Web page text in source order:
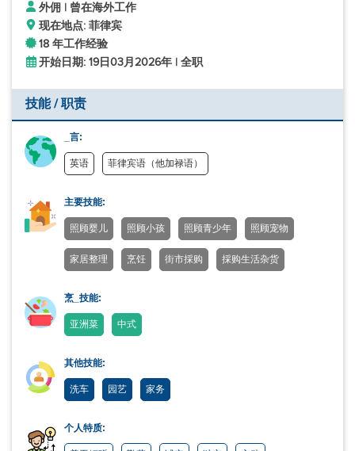
外佣 | 曾在海外工作
现在地点: 菲律宾
18 年工作经验
开始日期: 19日03月2026年 | 全职
技能 / 职责
_言:
英语 菲律宾语（他加禄语）
主要技能:
照顾婴儿 照顾小孩 照顾青少年 照顾宠物
家居整理 烹饪 街市採购 採购生活杂货
烹_技能:
亚洲菜 中式
其他技能:
洗车 园艺 家务
个人特质: